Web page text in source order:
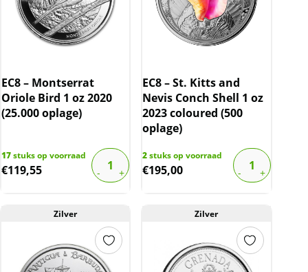
EC8 – Montserrat
Oriole Bird 1 oz 2020
(25.000 oplage)
17stuks op voorraad
€119,55
EC8 – St. Kitts and
Nevis Conch Shell 1 oz
2023 coloured (500
oplage)
2stuks op voorraad
€195,00
Zilver Zilver